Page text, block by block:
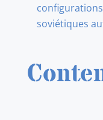
soviétiques